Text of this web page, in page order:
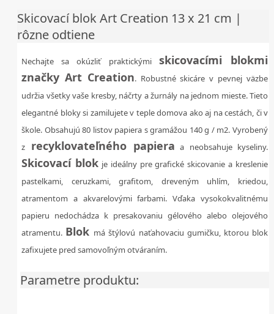
Skicovací blok Art Creation 13 x 21 cm |
rôzne odtiene
Nechajte sa okúzliť praktickými skicovacími blokmi
značky Art Creation. Robustné skicáre v pevnej väzbe
udržia všetky vaše kresby, náčrty a žurnály na jednom mieste. Tieto
elegantné bloky si zamilujete v teple domova ako aj na cestách, či v
škole. Obsahujú 80 listov papiera s gramážou 140 g / m2. Vyrobený
z
recyklovateľného papiera a neobsahuje kyseliny.
Skicovací blokje ideálny pre grafické skicovanie a kreslenie
pastelkami, ceruzkami, grafitom, dreveným uhlím, kriedou,
atramentom a akvarelovými farbami. Vďaka vysokokvalitnému
papieru nedochádza k presakovaniu gélového alebo olejového
atramentu. Blok má štýlovú naťahovaciu gumičku, ktorou blok
zafixujete pred samovoľným otváraním.
Parametre produktu: